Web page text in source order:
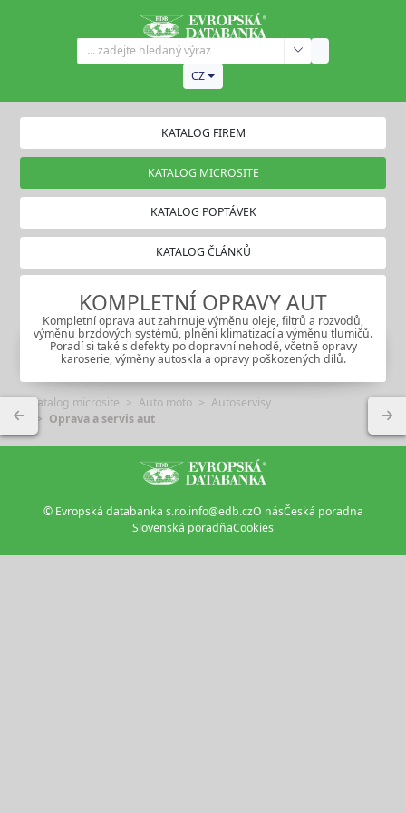
CZ
KATALOG FIREM
KATALOG MICROSITE
KATALOG POPTÁVEK
KATALOG ČLÁNKŮ
KOMPLETNÍ OPRAVY AUT
Kompletní oprava aut zahrnuje výměnu oleje, filtrů a rozvodů,
výměnu brzdových systémů, plnění klimatizací a výměnu tlumičů.
Poradí si také s defekty po dopravní nehodě, včetně opravy
karoserie, výměny autoskla a opravy poškozených dílů.
Katalog microsite Auto moto
Autoservisy
Oprava a servis aut
© Evropská databanka s.r.o.info@edb.czO násČeská poradna
Slovenská poradňaCookies